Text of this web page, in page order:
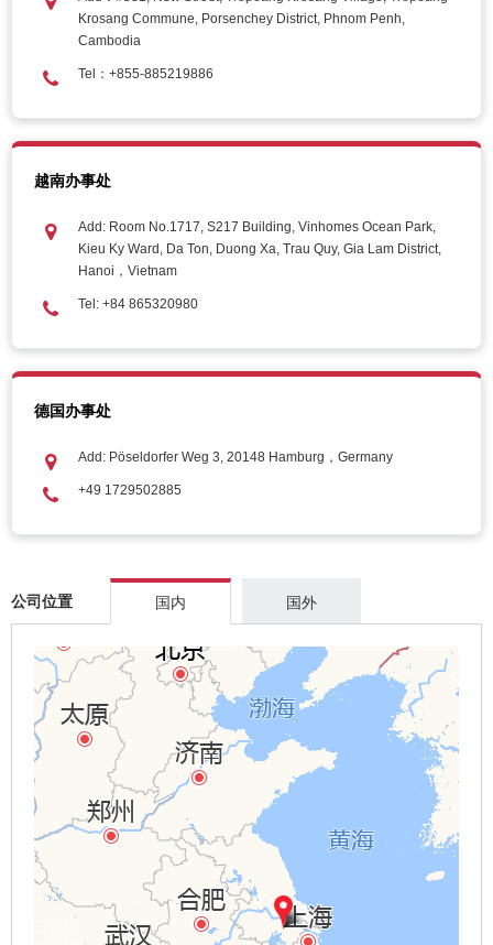
Krosang Commune, Porsenchey District, Phnom Penh,
Cambodia
Tel：+855-885219886
越南办事处
Add: Room No.1717, S217 Building, Vinhomes Ocean Park,
Kieu Ky Ward, Da Ton, Duong Xa, Trau Quy, Gia Lam District,
Hanoi，Vietnam
Tel: +84 865320980
德国办事处
Add: Pöseldorfer Weg 3, 20148 Hamburg，Germany
+49 1729502885
公司位置 国内 国外